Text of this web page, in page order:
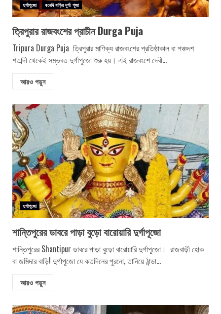
দুর্গাপুজো বনেদি বাড়ির দূর্গা পূজা
ত্রিপুরার রাজবংশের প্রাচীন Durga Puja
Tripura Durga Puja ত্রিপুরার মাণিক্য রাজবংশের প্রতিষ্ঠাকাল বা পঞ্চদশ
শতাব্দী থেকেই সম্ভবত দুর্গাপুজো শুরু হয়। এই রাজবংশে দেবী...
আরও পড়ুন
দুর্গাপুজো
শান্তিপুরের ডাবরে পাড়া বুড়ো বারোয়ারি দুর্গাপূজো
শান্তিপুরের Shantipur ডাবরে পাড়া বুড়ো বারোয়ারি দুর্গাপূজো। রাজবাড়ী হোক
বা জমিদার বাড়ি! দুর্গাপূজো যে কতদিনের পুরনো, তানিয়ে ঠান্ডা...
আরও পড়ুন